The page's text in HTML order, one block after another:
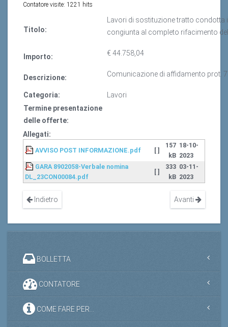
Contatore visite: 1221 hits
Titolo:
Lavori di sostituzione tratto
congiunta al completo rifacimento
Importo: € 44.758,04
Descrizione: Comunicazione di affidamento prot.
Categoria:
Lavori
Termine presentazione
delle offerte:
Allegati:
AVVISO POST INFORMAZIONE.pdf [ ]
157
kB
18-10-
2023
GARA 8902058-Verbale nomina
DL_23CON00084.pdf
[ ]
333
kB
03-11-
2023
Indietro Avanti
BOLLETTA
CONTATORE
COME FARE PER...